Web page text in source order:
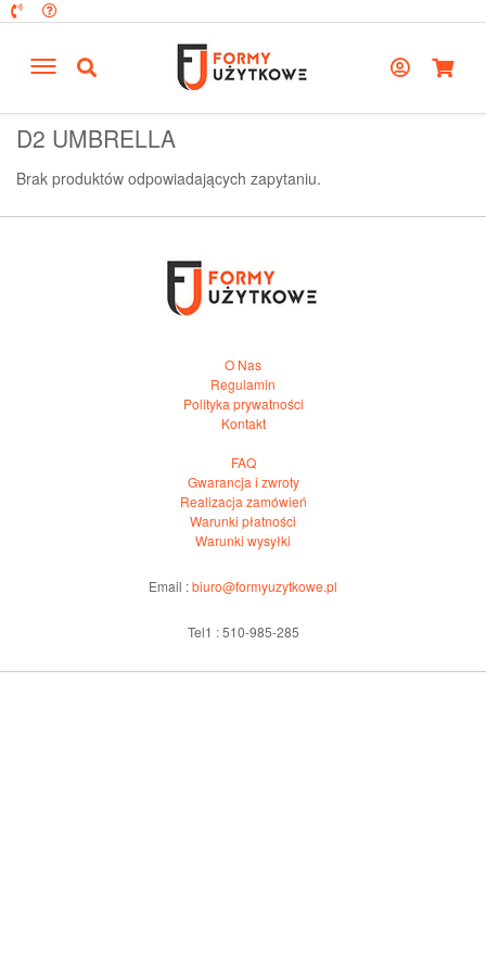
D2 UMBRELLA
Brak produktów odpowiadających zapytaniu.
O Nas
Regulamin
Polityka prywatności
Kontakt
FAQ
Gwarancja i zwroty
Realizacja zamówień
Warunki płatności
Warunki wysyłki
Email :biuro@formyuzytkowe.pl
Tel1 : 510-985-285